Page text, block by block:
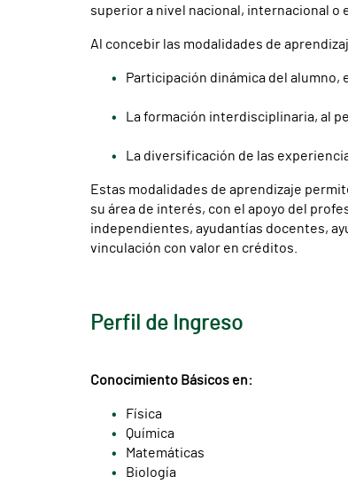
superior a nivel nacional, internacional o
Al concebir las modalidades de
Participación dinámica del
La formación interdisciplinaria, al
La diversificación de las
Estas modalidades de aprendizaje
su área de interés, con el apoyo del
independientes, ayudantías docentes,
vinculación con valor en créditos.
Perfil de Ingreso
Conocimiento Básicos en:
Física
Química
Matemáticas
Biología